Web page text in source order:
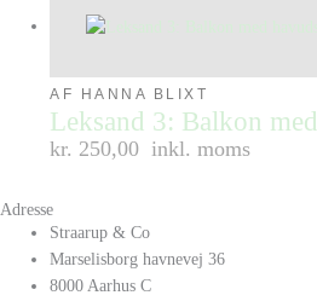
AF HANNA BLIXT
Leksand 3: Balkon
kr. 250,00 inkl. moms
Adresse
Straarup & Co
Marselisborg havnevej 36
8000 Aarhus C